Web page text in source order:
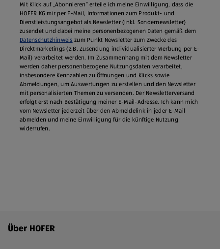
Mit Klick auf „Abonnieren“ erteile ich meine Einwilligung, dass die
HOFER KG mir per E-Mail, Informationen zum Produkt- und
Dienstleistungsangebot als Newsletter (inkl. Sondernewsletter)
zusendet und dabei meine personenbezogenen Daten gemäß dem
Datenschutzhinweis zum Punkt Newsletter zum Zwecke des
Direktmarketings (z.B. Zusendung individualisierter Werbung per E-
Mail) verarbeitet werden. Im Zusammenhang mit dem Newsletter
werden daher personenbezogene Nutzungsdaten verarbeitet,
insbesondere Kennzahlen zu Öffnungen und Klicks sowie
Abmeldungen, um Auswertungen zu erstellen und den Newsletter
mit personalisierten Themen zu versenden. Der Newsletterversand
erfolgt erst nach Bestätigung meiner E-Mail-Adresse. Ich kann mich
vom Newsletter jederzeit über den Abmeldelink in jeder E‑Mail
abmelden und meine Einwilligung für die künftige Nutzung
widerrufen.
Fußzeilenmenü - weitere Links
Über HOFER